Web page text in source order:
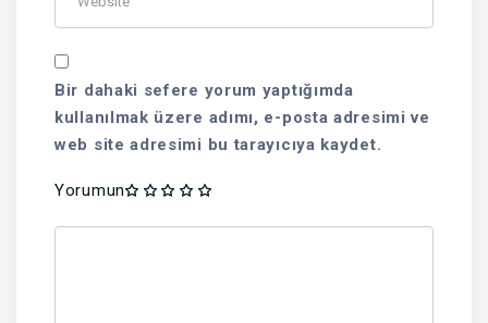
Bir dahaki sefere yorum yaptığımda
kullanılmak üzere adımı, e-posta adresimi ve
web site adresimi bu tarayıcıya kaydet.
Yorumun